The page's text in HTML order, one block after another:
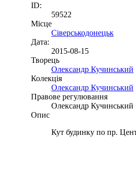
ID:
59522
Місце
Сіверськодонецьк
Дата:
2015-08-15
Творець
Олександр Кучинський
Колекція
Олександр Кучинський
Правове регулювання
Олександр Кучинський
Опис
Кут будинку по пр.